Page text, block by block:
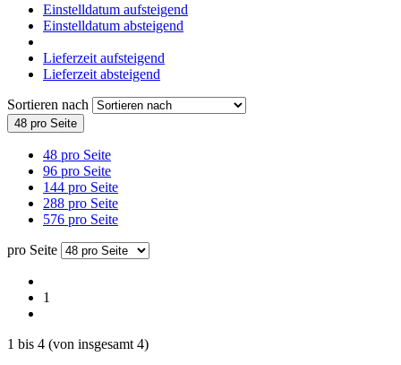
Einstelldatum aufsteigend
Einstelldatum absteigend
Lieferzeit aufsteigend
Lieferzeit absteigend
Sortieren nach
48 pro Seite
48 pro Seite
96 pro Seite
144 pro Seite
288 pro Seite
576 pro Seite
pro Seite
1
1 bis 4 (von insgesamt 4)